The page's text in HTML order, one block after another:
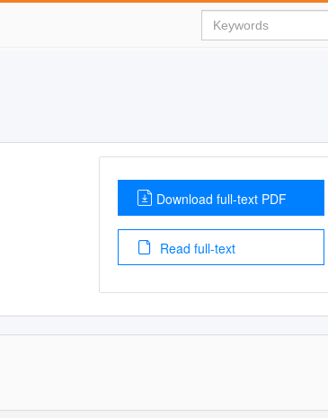
Download full-text PDF
Read full-text